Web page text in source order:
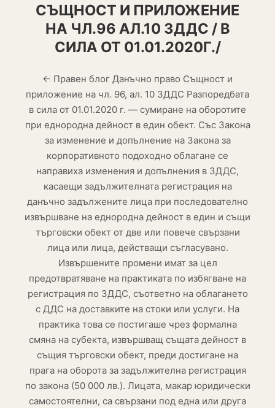
СЪЩНОСТ И ПРИЛОЖЕНИЕ
НА ЧЛ.96 АЛ.10 ЗДДС / В
СИЛА ОТ 01.01.2020Г./
← Правен блог Данъчно право Същност и
приложение на чл. 96, ал. 10 ЗДДС Разпоредбата
в сила от 01.01.2020 г. — сумиране на оборотите
при еднородна дейност в един обект. Със Закона
за изменение и допълнение на Закона за
корпоративното подоходно облагане се
направиха изменения и допълнения в ЗДДС,
касаещи задължителната регистрация на
данъчно задължените лица при последователно
извършване на еднородна дейност в един и същи
търговски обект от две или повече свързани
лица или лица, действащи съгласувано.
Извършените промени имат за цел
предотвратяване на практиката по избягване на
регистрация по ЗДДС, съответно на облагането
с ДДС на доставките на стоки или услуги. На
практика това се постигаше чрез формална
смяна на субекта, извършващ същата дейност в
същия търговски обект, преди достигане на
прага на оборота за задължителна регистрация
по закона (50 000 лв.). Лицата, макар юридически
самостоятелни, са свързани под една или друга